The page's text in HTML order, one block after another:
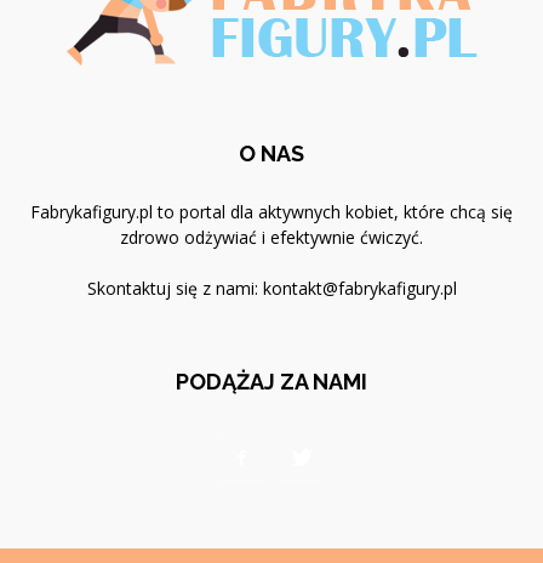
O NAS
Fabrykafigury.pl to portal dla aktywnych kobiet, które chcą się
zdrowo odżywiać i efektywnie ćwiczyć.
Skontaktuj się z nami: kontakt@fabrykafigury.pl
PODĄŻAJ ZA NAMI